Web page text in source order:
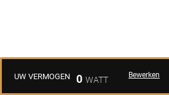
UW VERMOGEN 0 Bewerken